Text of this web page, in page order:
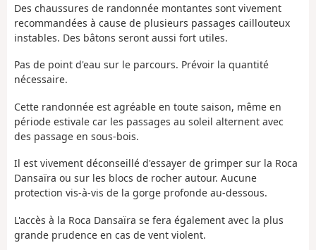
Des chaussures de randonnée montantes sont vivement
recommandées à cause de plusieurs passages caillouteux
instables. Des bâtons seront aussi fort utiles.
Pas de point d'eau sur le parcours. Prévoir la quantité
nécessaire.
Cette randonnée est agréable en toute saison, même en
période estivale car les passages au soleil alternent avec
des passage en sous-bois.
Il est vivement déconseillé d'essayer de grimper sur la Roca
Dansaïra ou sur les blocs de rocher autour. Aucune
protection vis-à-vis de la gorge profonde au-dessous.
L'accès à la Roca Dansaïra se fera également avec la plus
grande prudence en cas de vent violent.